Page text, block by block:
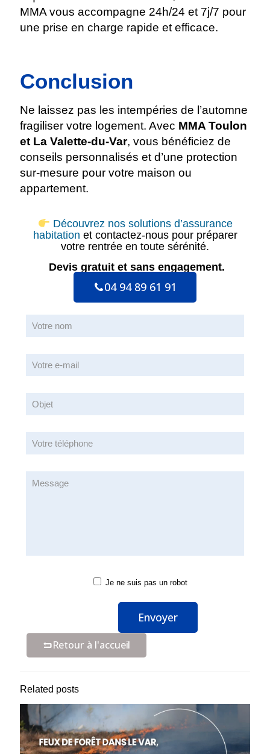
MMA vous accompagne 24h/24 et 7j/7 pour
une prise en charge rapide et efficace.
Conclusion
Ne laissez pas les intempéries de l’automne
fragiliser votre logement. Avec MMA Toulon
et La Valette-du-Var, vous bénéficiez de
conseils personnalisés et d’une protection
sur-mesure pour votre maison ou
appartement.
Découvrez nos solutions d’assurance
habitation et contactez-nous pour préparer
votre rentrée en toute sérénité.
Devis gratuitet sans engagement.
04 94 89 61 91
Je ne suis pas un robot
Retour à l'accueil
Related posts